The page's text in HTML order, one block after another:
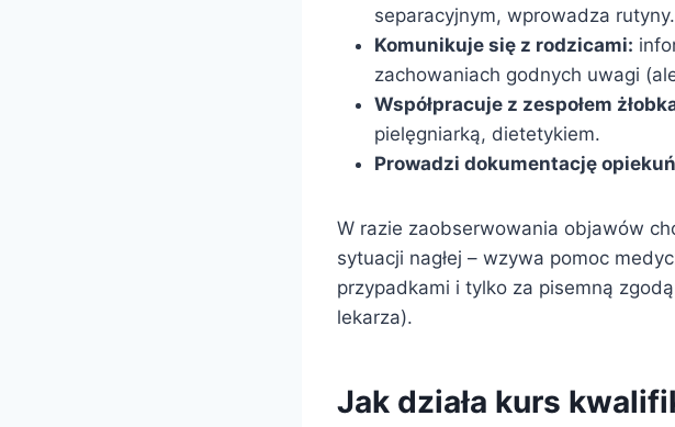
separacyjnym, wprowadza rutyny.
Komunikuje się z rodzicami:
zachowaniach godnych uwagi
Współpracuje z zespołem
pielęgniarką, dietetykiem.
Prowadzi dokumentację
W razie zaobserwowania objawów
sytuacji nagłej – wzywa pomoc
przypadkami i tylko za pisemną
lekarza).
Jak działa kurs